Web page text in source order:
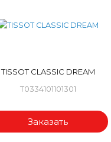
TISSOT CLASSIC DREAM
T0334101101301
Заказать